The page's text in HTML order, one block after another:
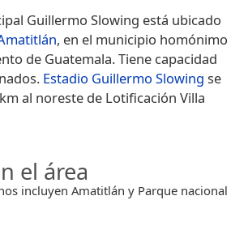
Guillermo Slowing está ubicado
, en el municipio homónimo
de Guatemala. Tiene capacidad
Estadio Guillermo Slowing se
al noreste de Lotificación Villa
el área
incluyen Amatitlán y Parque nacional